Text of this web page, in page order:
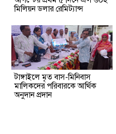
মিলিয়ন ডলার রেমিট্যান্স
টাঙ্গাইলে মৃত বাস-মিনিবাস
মালিকদের পরিবারকে আর্থিক
অনুদান প্রদান